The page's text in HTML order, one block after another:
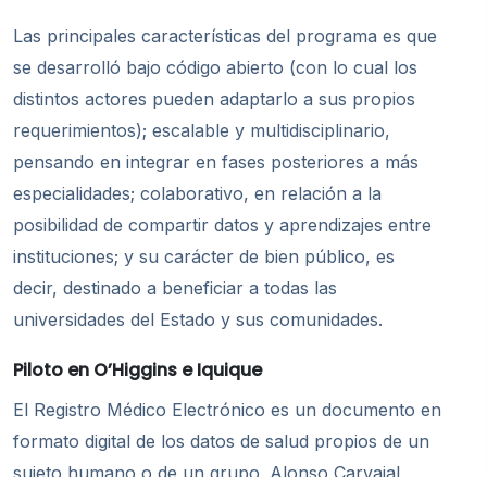
Las principales características del programa es que
se desarrolló bajo código abierto (con lo cual los
distintos actores pueden adaptarlo a sus propios
requerimientos); escalable y multidisciplinario,
pensando en integrar en fases posteriores a más
especialidades; colaborativo, en relación a la
posibilidad de compartir datos y aprendizajes entre
instituciones; y su carácter de bien público, es
decir, destinado a beneficiar a todas las
universidades del Estado y sus comunidades.
Piloto en O’Higgins e Iquique
El Registro Médico Electrónico es un documento en
formato digital de los datos de salud propios de un